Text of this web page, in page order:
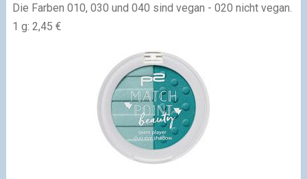
Die Farben 010, 030 und 040 sind vegan - 020 nicht vegan.
1 g: 2,45 €